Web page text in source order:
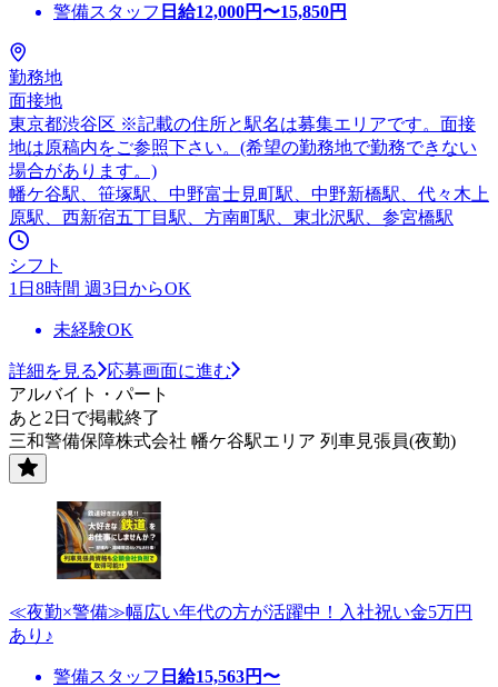
警備スタッフ 日給12,000円〜15,850円
勤務地
面接地
東京都渋谷区 ※記載の住所と駅名は募集エリアです。面接
地は原稿内をご参照下さい。(希望の勤務地で勤務できない
場合があります。)
幡ケ谷駅、笹塚駅、中野富士見町駅、中野新橋駅、代々木上
原駅、西新宿五丁目駅、方南町駅、東北沢駅、参宮橋駅
シフト
1日8時間 週3日からOK
未経験OK
詳細を見る
応募画面に進む
アルバイト・パート
あと2日で掲載終了
三和警備保障株式会社 幡ケ谷駅エリア 列車見張員(夜勤)
≪夜勤×警備≫幅広い年代の方が活躍中！入社祝い金5万円
あり♪
警備スタッフ 日給15,563円〜